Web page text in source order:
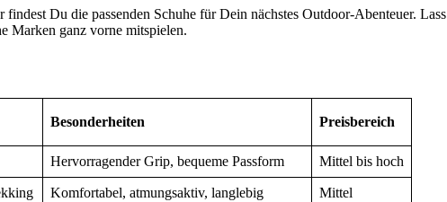
findest Du die passenden Schuhe für Dein nächstes Outdoor-Abenteuer. Lass
Marken ganz vorne mitspielen.
Besonderheiten Preisbereich
Hervorragender Grip, bequeme Passform Mittel bis hoch
Komfortabel, atmungsaktiv, langlebig Mittel